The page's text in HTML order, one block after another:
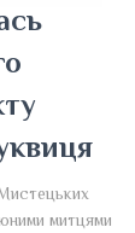
юними митцями